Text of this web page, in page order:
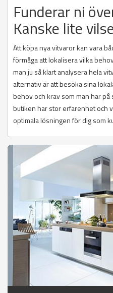
Funderar ni
Kanske lite
Att köpa nya vitvaror kan vara
förmåga att lokalisera vilka
man ju så klart analysera hela
alternativ är att besöka sina
behov och krav som man har
butiken har stor erfarenhet och
optimala lösningen för dig som